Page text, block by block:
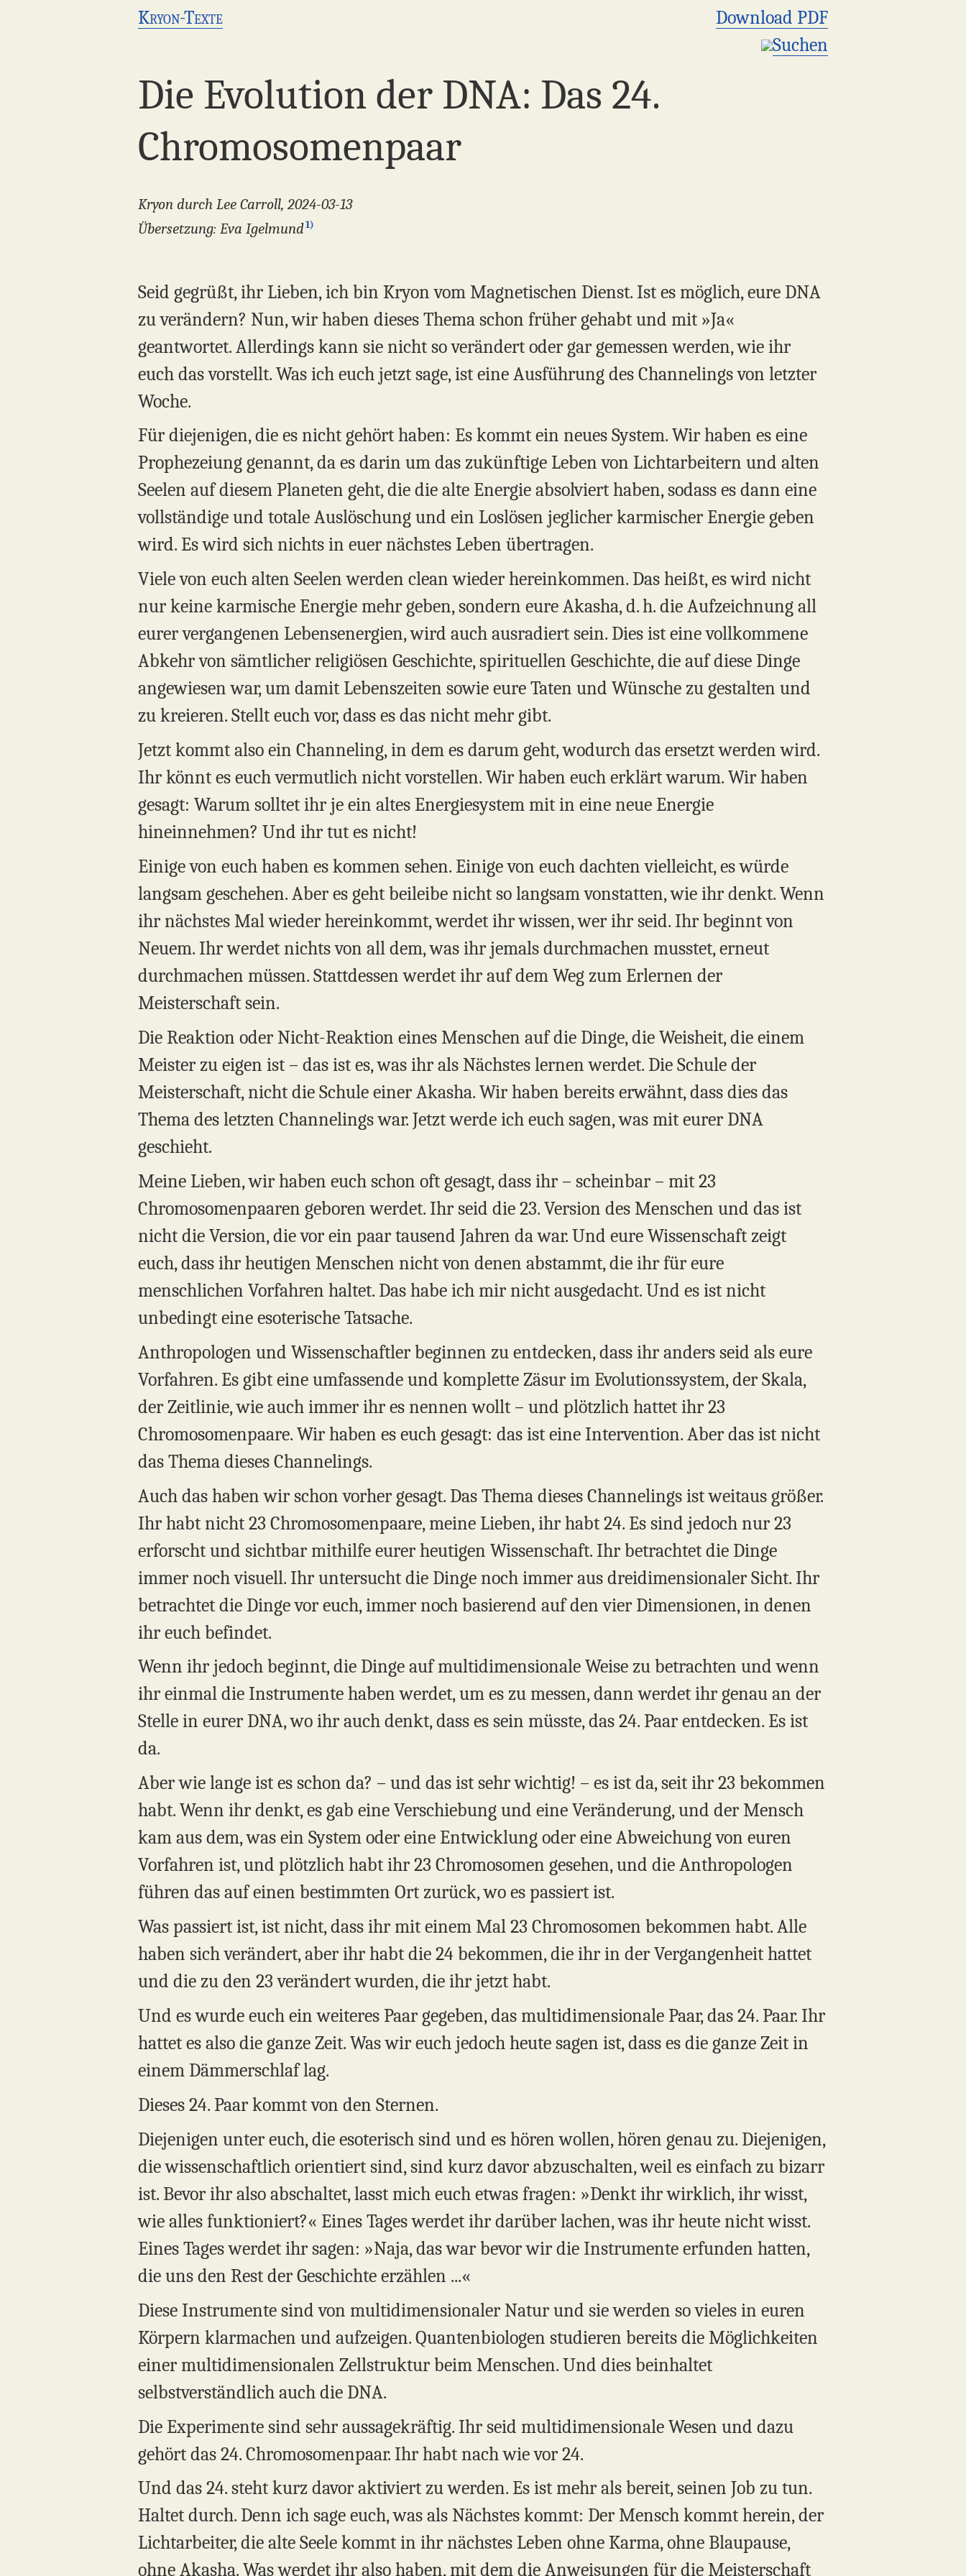
Kryon-Texte
Download PDF
Suchen
Die Evolution der DNA: Das 24.
Chromosomenpaar
Kryon durch Lee Carroll, 2024-03-13
Übersetzung: Eva Igelmund1)
Seid gegrüßt, ihr Lieben, ich bin Kryon vom Magnetischen Dienst. Ist es möglich, eure DNA
zu verändern? Nun, wir haben dieses Thema schon früher gehabt und mit »Ja«
geantwortet. Allerdings kann sie nicht so verändert oder gar gemessen werden, wie ihr
euch das vorstellt. Was ich euch jetzt sage, ist eine Ausführung des Channelings von letzter
Woche.
Für diejenigen, die es nicht gehört haben: Es kommt ein neues System. Wir haben es eine
Prophezeiung genannt, da es darin um das zukünftige Leben von Lichtarbeitern und alten
Seelen auf diesem Planeten geht, die die alte Energie absolviert haben, sodass es dann eine
vollständige und totale Auslöschung und ein Loslösen jeglicher karmischer Energie geben
wird. Es wird sich nichts in euer nächstes Leben übertragen.
Viele von euch alten Seelen werden clean wieder hereinkommen. Das heißt, es wird nicht
nur keine karmische Energie mehr geben, sondern eure Akasha, d. h. die Aufzeichnung all
eurer vergangenen Lebensenergien, wird auch ausradiert sein. Dies ist eine vollkommene
Abkehr von sämtlicher religiösen Geschichte, spirituellen Geschichte, die auf diese Dinge
angewiesen war, um damit Lebenszeiten sowie eure Taten und Wünsche zu gestalten und
zu kreieren. Stellt euch vor, dass es das nicht mehr gibt.
Jetzt kommt also ein Channeling, in dem es darum geht, wodurch das ersetzt werden wird.
Ihr könnt es euch vermutlich nicht vorstellen. Wir haben euch erklärt warum. Wir haben
gesagt: Warum solltet ihr je ein altes Energiesystem mit in eine neue Energie
hineinnehmen? Und ihr tut es nicht!
Einige von euch haben es kommen sehen. Einige von euch dachten vielleicht, es würde
langsam geschehen. Aber es geht beileibe nicht so langsam vonstatten, wie ihr denkt. Wenn
ihr nächstes Mal wieder hereinkommt, werdet ihr wissen, wer ihr seid. Ihr beginnt von
Neuem. Ihr werdet nichts von all dem, was ihr jemals durchmachen musstet, erneut
durchmachen müssen. Stattdessen werdet ihr auf dem Weg zum Erlernen der
Meisterschaft sein.
Die Reaktion oder Nicht-Reaktion eines Menschen auf die Dinge, die Weisheit, die einem
Meister zu eigen ist – das ist es, was ihr als Nächstes lernen werdet. Die Schule der
Meisterschaft, nicht die Schule einer Akasha. Wir haben bereits erwähnt, dass dies das
Thema des letzten Channelings war. Jetzt werde ich euch sagen, was mit eurer DNA
geschieht.
Meine Lieben, wir haben euch schon oft gesagt, dass ihr – scheinbar – mit 23
Chromosomenpaaren geboren werdet. Ihr seid die 23. Version des Menschen und das ist
nicht die Version, die vor ein paar tausend Jahren da war. Und eure Wissenschaft zeigt
euch, dass ihr heutigen Menschen nicht von denen abstammt, die ihr für eure
menschlichen Vorfahren haltet. Das habe ich mir nicht ausgedacht. Und es ist nicht
unbedingt eine esoterische Tatsache.
Anthropologen und Wissenschaftler beginnen zu entdecken, dass ihr anders seid als eure
Vorfahren. Es gibt eine umfassende und komplette Zäsur im Evolutionssystem, der Skala,
der Zeitlinie, wie auch immer ihr es nennen wollt – und plötzlich hattet ihr 23
Chromosomenpaare. Wir haben es euch gesagt: das ist eine Intervention. Aber das ist nicht
das Thema dieses Channelings.
Auch das haben wir schon vorher gesagt. Das Thema dieses Channelings ist weitaus größer.
Ihr habt nicht 23 Chromosomenpaare, meine Lieben, ihr habt 24. Es sind jedoch nur 23
erforscht und sichtbar mithilfe eurer heutigen Wissenschaft. Ihr betrachtet die Dinge
immer noch visuell. Ihr untersucht die Dinge noch immer aus dreidimensionaler Sicht. Ihr
betrachtet die Dinge vor euch, immer noch basierend auf den vier Dimensionen, in denen
ihr euch befindet.
Wenn ihr jedoch beginnt, die Dinge auf multidimensionale Weise zu betrachten und wenn
ihr einmal die Instrumente haben werdet, um es zu messen, dann werdet ihr genau an der
Stelle in eurer DNA, wo ihr auch denkt, dass es sein müsste, das 24. Paar entdecken. Es ist
da.
Aber wie lange ist es schon da? – und das ist sehr wichtig! – es ist da, seit ihr 23 bekommen
habt. Wenn ihr denkt, es gab eine Verschiebung und eine Veränderung, und der Mensch
kam aus dem, was ein System oder eine Entwicklung oder eine Abweichung von euren
Vorfahren ist, und plötzlich habt ihr 23 Chromosomen gesehen, und die Anthropologen
führen das auf einen bestimmten Ort zurück, wo es passiert ist.
Was passiert ist, ist nicht, dass ihr mit einem Mal 23 Chromosomen bekommen habt. Alle
haben sich verändert, aber ihr habt die 24 bekommen, die ihr in der Vergangenheit hattet
und die zu den 23 verändert wurden, die ihr jetzt habt.
Und es wurde euch ein weiteres Paar gegeben, das multidimensionale Paar, das 24. Paar. Ihr
hattet es also die ganze Zeit. Was wir euch jedoch heute sagen ist, dass es die ganze Zeit in
einem Dämmerschlaf lag.
Dieses 24. Paar kommt von den Sternen.
Diejenigen unter euch, die esoterisch sind und es hören wollen, hören genau zu. Diejenigen,
die wissenschaftlich orientiert sind, sind kurz davor abzuschalten, weil es einfach zu bizarr
ist. Bevor ihr also abschaltet, lasst mich euch etwas fragen: »Denkt ihr wirklich, ihr wisst,
wie alles funktioniert?« Eines Tages werdet ihr darüber lachen, was ihr heute nicht wisst.
Eines Tages werdet ihr sagen: »Naja, das war bevor wir die Instrumente erfunden hatten,
die uns den Rest der Geschichte erzählen ...«
Diese Instrumente sind von multidimensionaler Natur und sie werden so vieles in euren
Körpern klarmachen und aufzeigen. Quantenbiologen studieren bereits die Möglichkeiten
einer multidimensionalen Zellstruktur beim Menschen. Und dies beinhaltet
selbstverständlich auch die DNA.
Die Experimente sind sehr aussagekräftig. Ihr seid multidimensionale Wesen und dazu
gehört das 24. Chromosomenpaar. Ihr habt nach wie vor 24.
Und das 24. steht kurz davor aktiviert zu werden. Es ist mehr als bereit, seinen Job zu tun.
Haltet durch. Denn ich sage euch, was als Nächstes kommt: Der Mensch kommt herein, der
Lichtarbeiter, die alte Seele kommt in ihr nächstes Leben ohne Karma, ohne Blaupause,
ohne Akasha. Was werdet ihr also haben, mit dem die Anweisungen für die Meisterschaft